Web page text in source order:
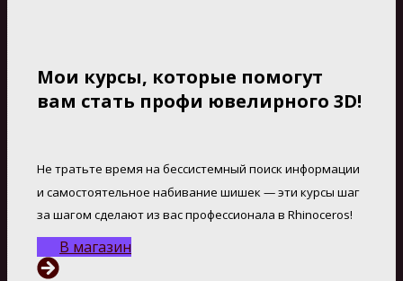
Мои курсы, которые помогут
вам стать профи ювелирного 3D!
Не тратьте время на бессистемный поиск информации
и самостоятельное набивание шишек — эти курсы шаг
за шагом сделают из вас профессионала в Rhinoceros!
В магазин